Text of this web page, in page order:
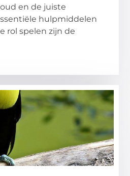
en de juiste
hulpmiddelen
rol spelen zijn de